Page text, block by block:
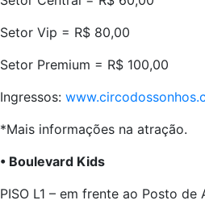
Setor Vip = R$ 80,00
Setor Premium = R$ 100,00
Ingressos:
*Mais informações na atração.
• Boulevard Kids
PISO L1 – em frente ao Posto